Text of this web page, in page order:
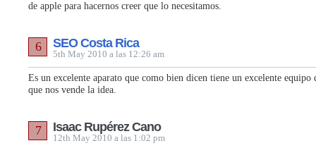
de apple para hacernos creer que lo necesitamos.
SEO Costa Rica
5th May 2010 a las 12:26 am
6
Es un excelente aparato que como bien dicen tiene un excelente equipo
que nos vende la idea.
Isaac Rupérez Cano
12th May 2010 a las 1:02 pm
7